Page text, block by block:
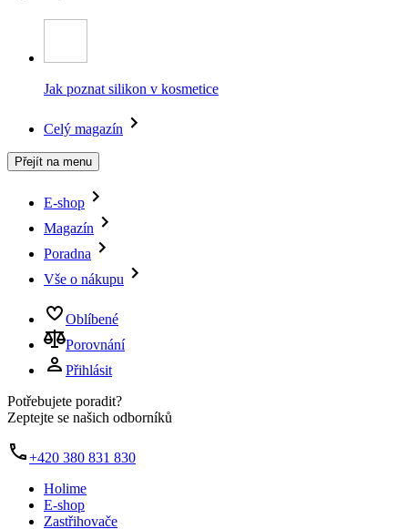
Jak poznat silikon v kosmetice
Celý magazín
Přejít na menu
E-shop
Magazín
Poradna
Vše o nákupu
Oblíbené
Porovnání
Přihlásit
Potřebujete poradit?
Zeptejte se našich odborníků
+420 380 831 830
Holime
E-shop
Zastřihovače